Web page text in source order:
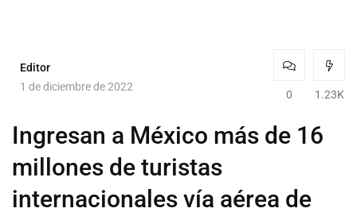
Editor
1 de diciembre de 2022
0 1.23K
Ingresan a México más de 16
millones de turistas
internacionales vía aérea de